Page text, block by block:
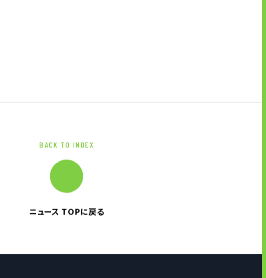
BACK TO INDEX
ニュース TOPに戻る